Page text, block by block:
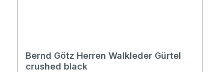
Bernd Götz Herren Walkleder Gürtel
crushed black